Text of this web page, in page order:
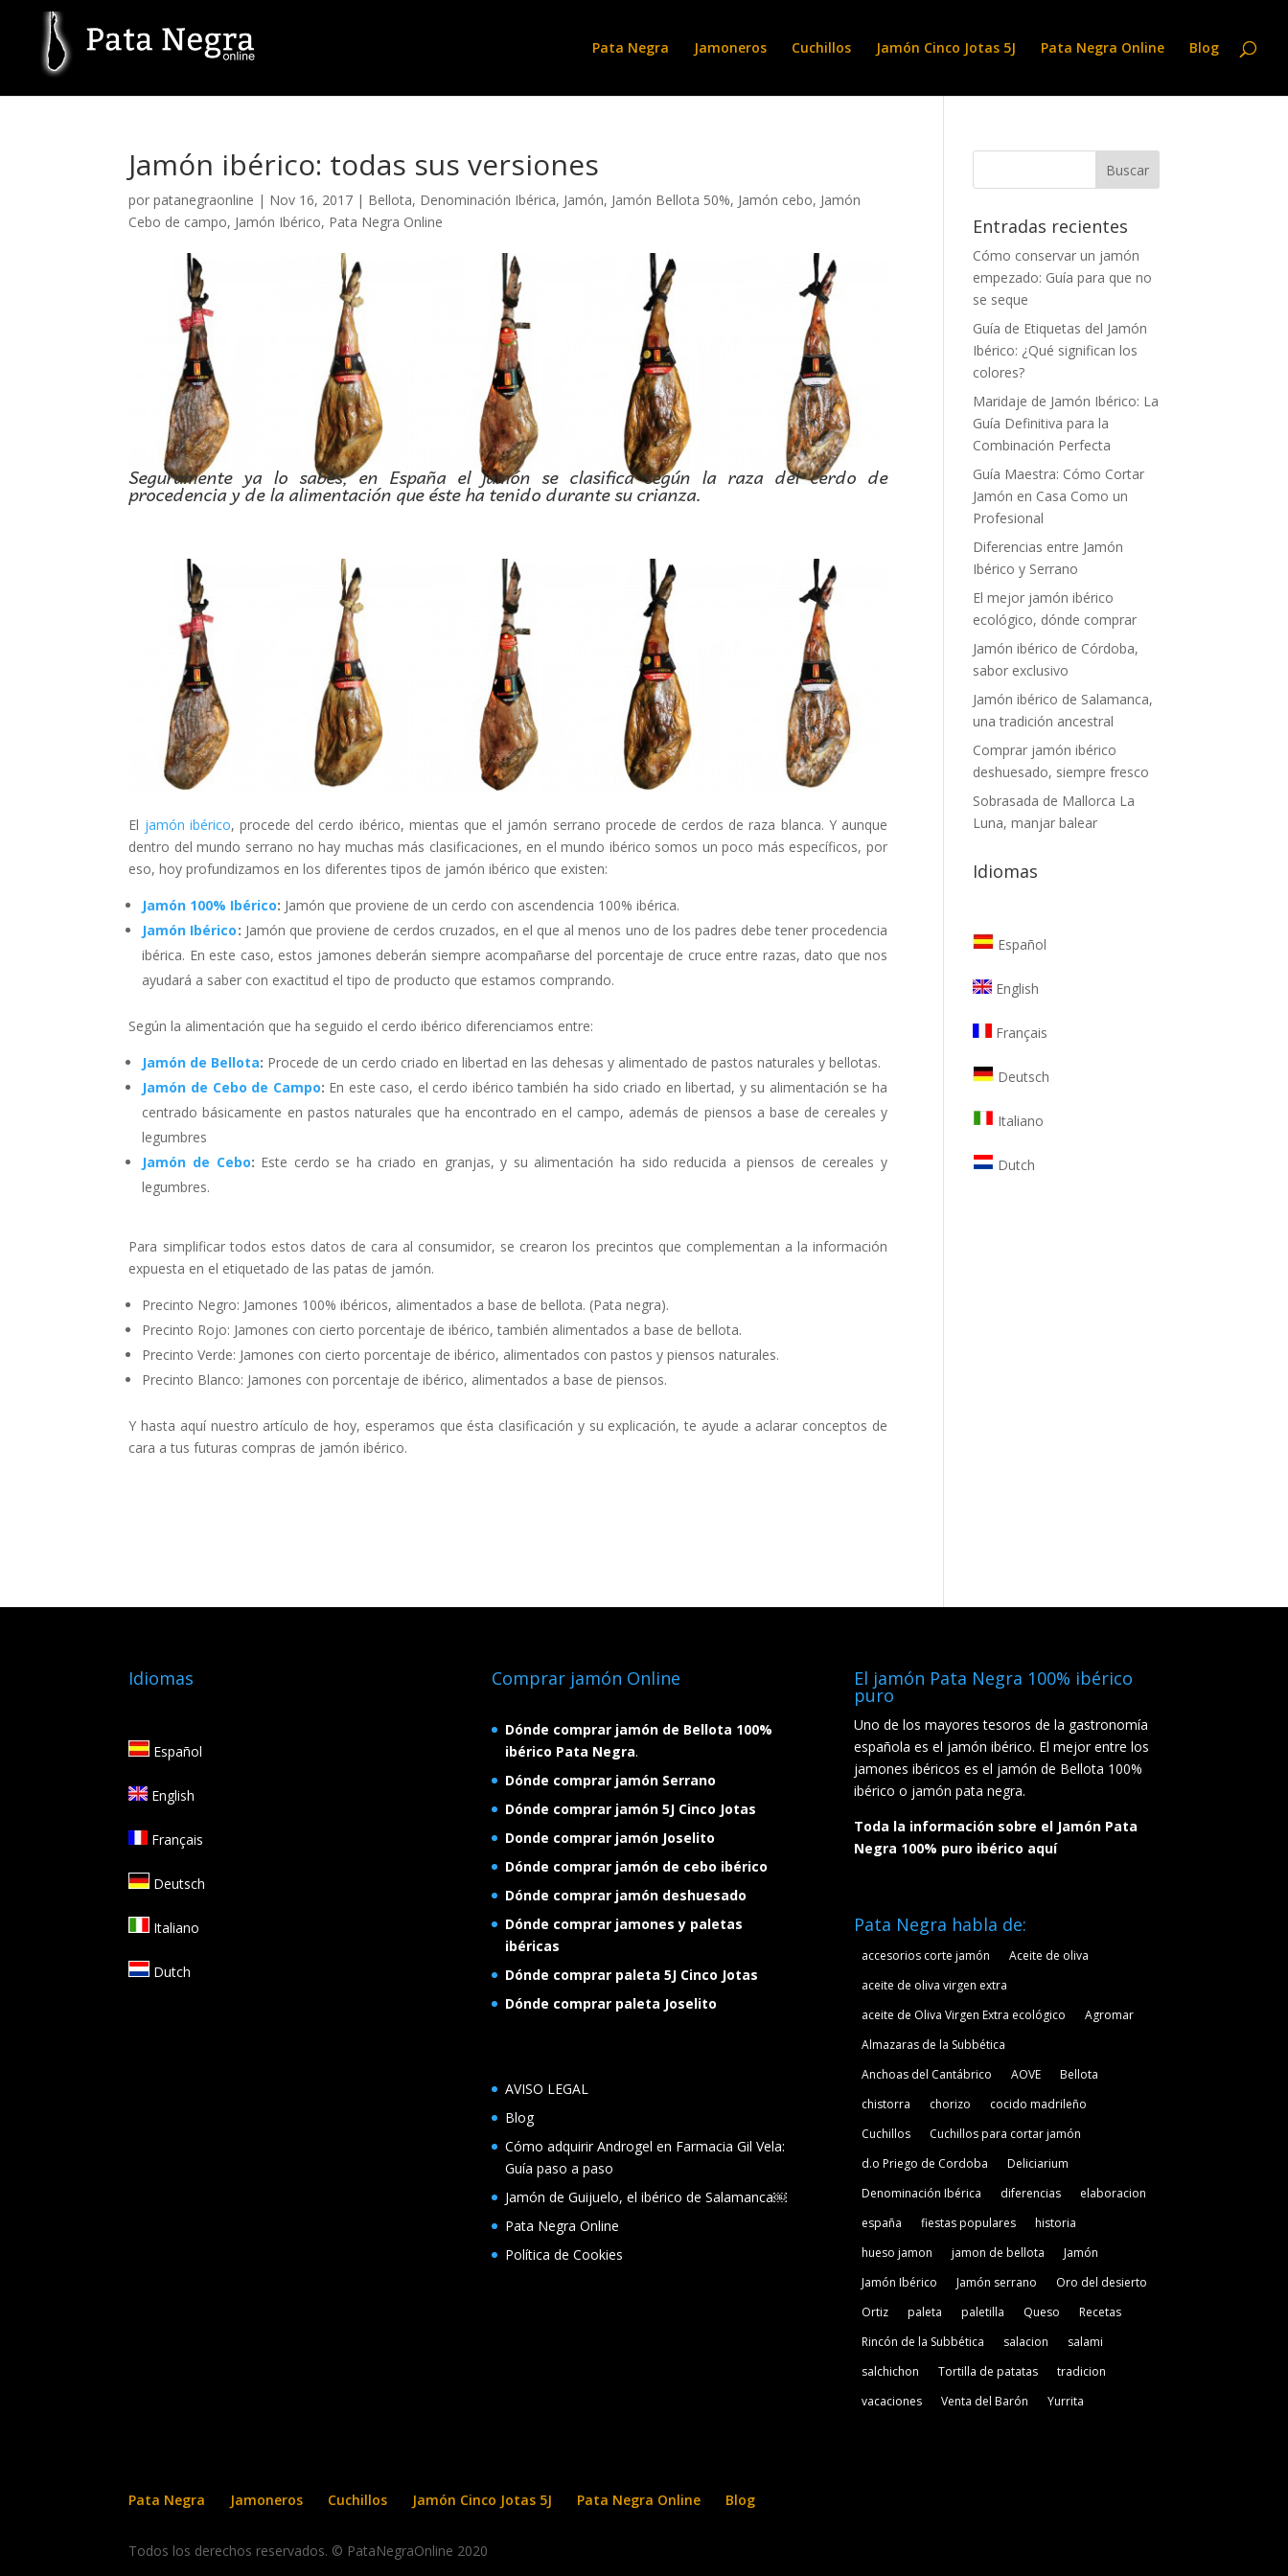
Pata Negra Jamoneros Cuchillos Jamón Cinco Jotas 5J Pata Negra Online Blog
Jamón ibérico: todas sus versiones
porpatanegraonline | Nov 16, 2017 | Bellota, Denominación Ibérica, Jamón, Jamón Bellota 50%, Jamón cebo, Jamón
Cebo de campo, Jamón Ibérico, Pata Negra Online
Seguramente ya lo sabes, en España el jamón se clasifica según la raza del cerdo de
procedencia y de la alimentación que éste ha tenido durante su crianza.
El jamón ibérico, procede del cerdo ibérico, mientas que el jamón serrano procede de cerdos de raza blanca. Y aunque
dentro del mundo serrano no hay muchas más clasificaciones, en el mundo ibérico somos un poco más específicos, por
eso, hoy profundizamos en los diferentes tipos de jamón ibérico que existen:
Jamón 100% Ibérico: Jamón que proviene de un cerdo con ascendencia 100% ibérica.
Jamón Ibérico: Jamón que proviene de cerdos cruzados, en el que al menos uno de los padres debe tener procedencia
ibérica. En este caso, estos jamones deberán siempre acompañarse del porcentaje de cruce entre razas, dato que nos
ayudará a saber con exactitud el tipo de producto que estamos comprando.
Según la alimentación que ha seguido el cerdo ibérico diferenciamos entre:
Jamón de Bellota: Procede de un cerdo criado en libertad en las dehesas y alimentado de pastos naturales y bellotas.
Jamón de Cebo de Campo: En este caso, el cerdo ibérico también ha sido criado en libertad, y su alimentación se ha
centrado básicamente en pastos naturales que ha encontrado en el campo, además de piensos a base de cereales y
legumbres
Jamón de Cebo: Este cerdo se ha criado en granjas, y su alimentación ha sido reducida a piensos de cereales y
legumbres.
Para simplificar todos estos datos de cara al consumidor, se crearon los precintos que complementan a la información
expuesta en el etiquetado de las patas de jamón.
Precinto Negro: Jamones 100% ibéricos, alimentados a base de bellota. (Pata negra).
Precinto Rojo: Jamones con cierto porcentaje de ibérico, también alimentados a base de bellota.
Precinto Verde: Jamones con cierto porcentaje de ibérico, alimentados con pastos y piensos naturales.
Precinto Blanco: Jamones con porcentaje de ibérico, alimentados a base de piensos.
Y hasta aquí nuestro artículo de hoy, esperamos que ésta clasificación y su explicación, te ayude a aclarar conceptos de
cara a tus futuras compras de jamón ibérico.
Entradas recientes
Cómo conservar un jamón
empezado: Guía para que no
se seque
Guía de Etiquetas del Jamón
Ibérico: ¿Qué significan los
colores?
Maridaje de Jamón Ibérico: La
Guía Definitiva para la
Combinación Perfecta
Guía Maestra: Cómo Cortar
Jamón en Casa Como un
Profesional
Diferencias entre Jamón
Ibérico y Serrano
El mejor jamón ibérico
ecológico, dónde comprar
Jamón ibérico de Córdoba,
sabor exclusivo
Jamón ibérico de Salamanca,
una tradición ancestral
Comprar jamón ibérico
deshuesado, siempre fresco
Sobrasada de Mallorca La
Luna, manjar balear
Idiomas
Español
English
Français
Deutsch
Italiano
Dutch
Idiomas
Español
English
Français
Deutsch
Italiano
Dutch
Comprar jamón Online
Dónde comprar jamón de Bellota 100%
ibérico Pata Negra.
Dónde comprar jamón Serrano
Dónde comprar jamón 5J Cinco Jotas
Donde comprar jamón Joselito
Dónde comprar jamón de cebo ibérico
Dónde comprar jamón deshuesado
Dónde comprar jamones y paletas
ibéricas
Dónde comprar paleta 5J Cinco Jotas
Dónde comprar paleta Joselito
AVISO LEGAL
Blog
Cómo adquirir Androgel en Farmacia Gil Vela:
Guía paso a paso
Jamón de Guijuelo, el ibérico de Salamanca￼
Pata Negra Online
Política de Cookies
El jamón Pata Negra 100% ibérico
puro
Uno de los mayores tesoros de la gastronomía
española es el jamón ibérico. El mejor entre los
jamones ibéricos es el jamón de Bellota 100%
ibérico o jamón pata negra.
Toda la información sobre el Jamón Pata
Negra 100% puro ibérico aquí
Pata Negra habla de:
accesorios corte jamón
Aceite de oliva
aceite de oliva virgen extra
aceite de Oliva Virgen Extra ecológico
Agromar
Almazaras de la Subbética
Anchoas del Cantábrico
AOVE
Bellota
chistorra
chorizo
cocido madrileño
Cuchillos
Cuchillos para cortar jamón
d.o Priego de Cordoba
Deliciarium
Denominación Ibérica
diferencias
elaboracion
españa
fiestas populares
historia
hueso jamon
jamon de bellota
Jamón
Jamón Ibérico
Jamón serrano
Oro del desierto
Ortiz
paleta paletilla Queso
Recetas
Rincón de la Subbética
salacion
salami
salchichon
Tortilla de patatas
tradicion
vacaciones
Venta del Barón Yurrita
Pata Negra Jamoneros Cuchillos Jamón Cinco Jotas 5J Pata Negra Online Blog
Todos los derechos reservados. © PataNegraOnline 2020